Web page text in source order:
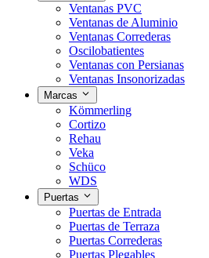
Ventanas PVC
Ventanas de Aluminio
Ventanas Correderas
Oscilobatientes
Ventanas con Persianas
Ventanas Insonorizadas
Marcas
Kömmerling
Cortizo
Rehau
Veka
Schüco
WDS
Puertas
Puertas de Entrada
Puertas de Terraza
Puertas Correderas
Puertas Plegables